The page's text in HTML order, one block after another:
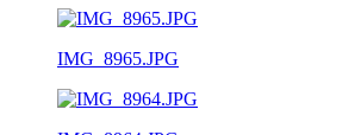
IMG_8965.JPG